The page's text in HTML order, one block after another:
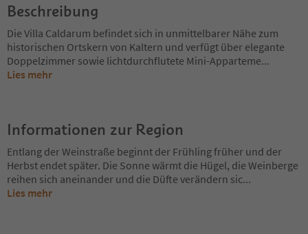
Beschreibung
Die Villa Caldarum befindet sich in unmittelbarer Nähe zum
historischen Ortskern von Kaltern und verfügt über elegante
Doppelzimmer sowie lichtdurchflutete Mini-Apparteme...
Lies mehr
Informationen zur Region
Entlang der Weinstraße beginnt der Frühling früher und der
Herbst endet später. Die Sonne wärmt die Hügel, die Weinberge
reihen sich aneinander und die Düfte verändern sic...
Lies mehr